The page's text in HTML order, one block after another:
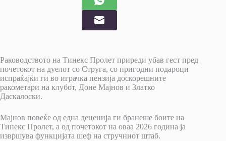
Раководството на Тинекс Пролет приреди убав гест пред
почетокот на дуелот со Струга, со пригодни подароци
испраќајќи ги во играчка пензија доскорешните
ракометари на клубот, Доне Мајнов и Златко
Даскалоски.
Мајнов повеќе од една деценија ги бранеше боите на
Тинекс Пролет, а од почетокот на оваа 2026 година ја
извршува функцијата шеф на стручниот штаб.